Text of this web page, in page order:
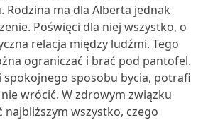
Rodzina ma dla Alberta jednak
Poświęci dla niej wszystko, o
relacja między ludźmi. Tego
ograniczać i brać pod pantofel.
spokojnego sposobu bycia, potrafi
wrócić. W zdrowym związku
najbliższym wszystko, czego